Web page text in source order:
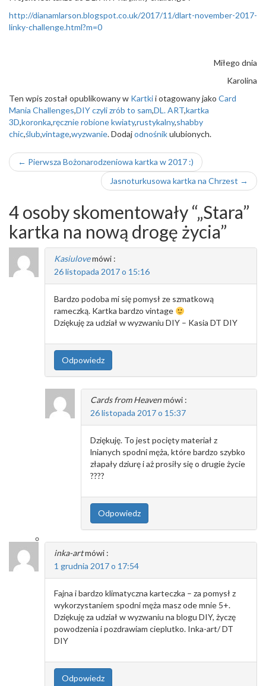
http://dianamlarson.blogspot.co.uk/2017/11/dlart-november-2017-
linky-challenge.html?m=0
Miłego dnia
Karolina
Ten wpis został opublikowany w Kartkii otagowany jako Card
Mania Challenges,DIY czyli zrób to sam,DL. ART,kartka
3D,koronka,ręcznie robione kwiaty,rustykalny,shabby
chic,ślub,vintage,wyzwanie. Dodajodnośnikulubionych.
Nawigacja
← Pierwsza Bożonarodzeniowa kartka w 2017 :)
Jasnoturkusowa kartka na Chrzest →
4 osoby skomentowały “„Stara”
kartka na nową drogę życia”
Kasiulovemówi :
26 listopada 2017 o 15:16
Bardzo podoba mi się pomysł ze szmatkową
rameczką. Kartka bardzo vintage
Dziękuję za udział w wyzwaniu DIY – Kasia DT DIY
Odpowiedz
Cards from Heavenmówi :
26 listopada 2017 o 15:37
Dziękuję. To jest pocięty materiał z
lnianych spodni męża, które bardzo szybko
złapały dziurę i aż prosiły się o drugie życie
????
Odpowiedz
inka-artmówi :
1 grudnia 2017 o 17:54
Fajna i bardzo klimatyczna karteczka – za pomysł z
wykorzystaniem spodni męża masz ode mnie 5+.
Dziękuję za udział w wyzwaniu na blogu DIY, życzę
powodzenia i pozdrawiam cieplutko. Inka-art/ DT
DIY
Odpowiedz